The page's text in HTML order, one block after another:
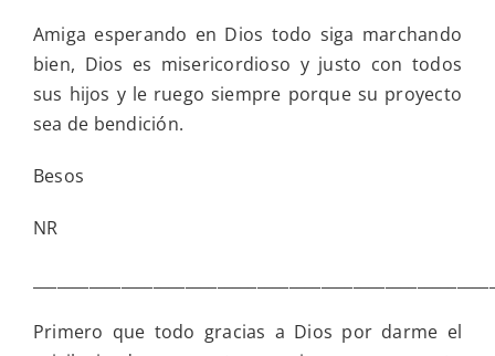
Amiga esperando en Dios todo siga marchando
bien, Dios es misericordioso y justo con todos
sus hijos y le ruego siempre porque su proyecto
sea de bendición.
Besos
NR
Primero que todo gracias a Dios por darme el